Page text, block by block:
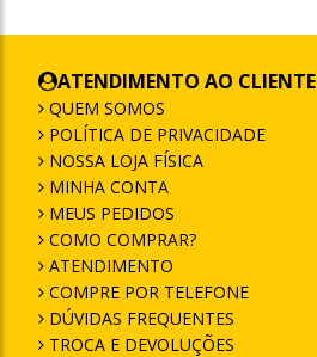
ATENDIMENTO AO CLIENTE
QUEM SOMOS
POLÍTICA DE PRIVACIDADE
NOSSA LOJA FÍSICA
MINHA CONTA
MEUS PEDIDOS
COMO COMPRAR?
ATENDIMENTO
COMPRE POR TELEFONE
DÚVIDAS FREQUENTES
TROCA E DEVOLUÇÕES